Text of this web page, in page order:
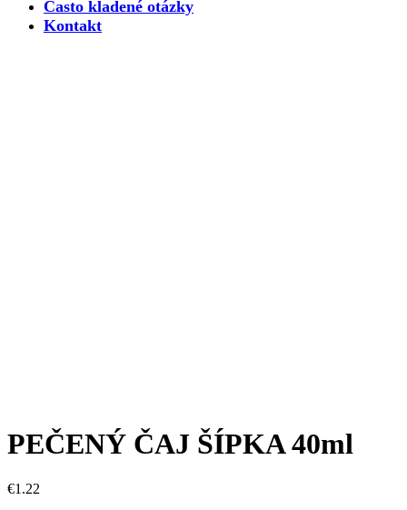
Často kladené otázky
Kontakt
PEČENÝ ČAJ ŠÍPKA 40ml
€1.22